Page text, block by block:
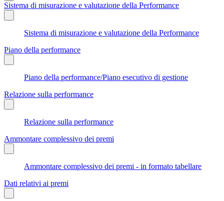
Sistema di misurazione e valutazione della Performance
Sistema di misurazione e valutazione della Performance
Piano della performance
Piano della performance/Piano esecutivo di gestione
Relazione sulla performance
Relazione sulla performance
Ammontare complessivo dei premi
Ammontare complessivo dei premi - in formato tabellare
Dati relativi ai premi